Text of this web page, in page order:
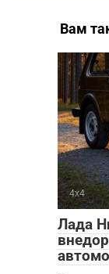
Вам
4х4
Лада